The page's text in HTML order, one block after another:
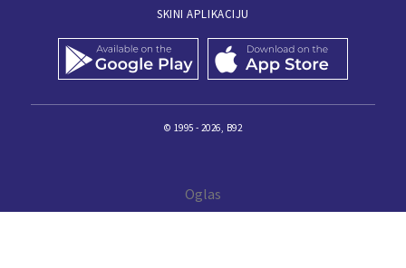
SKINI APLIKACIJU
© 1995 - 2026, B92